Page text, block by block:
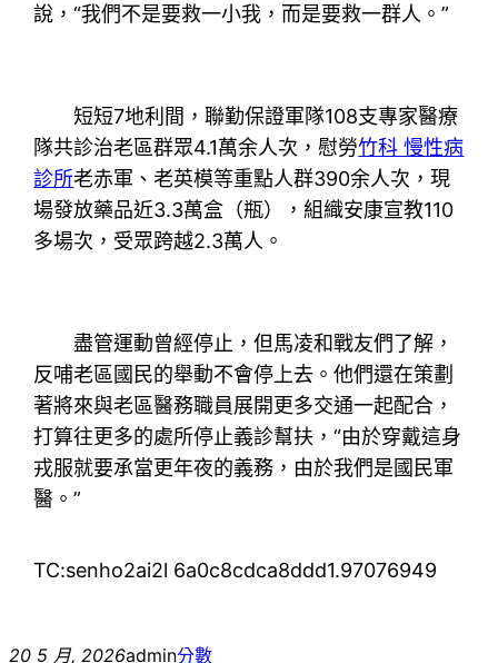
說，“我們不是要救一小我，而是要救一群人。”
短短7地利間，聯勤保證軍隊108支專家醫療
隊共診治老區群眾4.1萬余人次，慰勞竹科 慢性病
診所老赤軍、老英模等重點人群390余人次，現
場發放藥品近3.3萬盒（瓶），組織安康宣教110
多場次，受眾跨越2.3萬人。
盡管運動曾經停止，但馬凌和戰友們了解，
反哺老區國民的舉動不會停上去。他們還在策劃
著將來與老區醫務職員展開更多交通一起配合，
打算往更多的處所停止義診幫扶，“由於穿戴這身
戎服就要承當更年夜的義務，由於我們是國民軍
醫。”
TC:senho2ai2l 6a0c8cdca8ddd1.97076949
20 5 月, 2026admin分數